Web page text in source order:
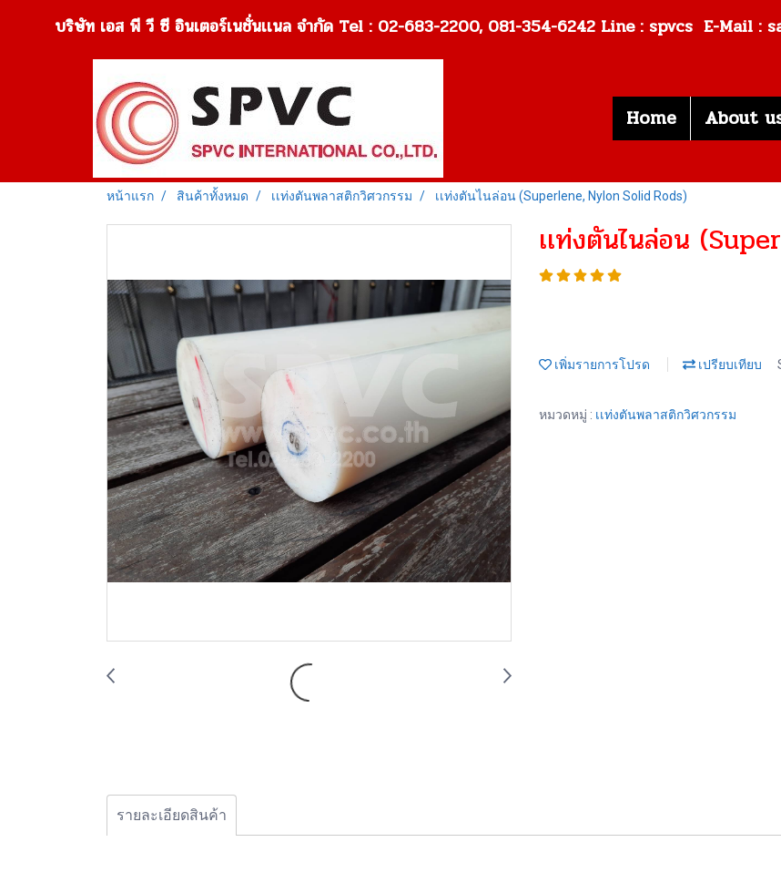
บริษัท เอส พี วี ซี อินเตอร์เนชั่นเเนล จำกัด Tel : 02-683-2200, 081-354-6242 Line : spvcs E-Mail :
Home About
หน้าแรก สินค้าทั้งหมด เเท่งตันพลาสติกวิศวกรรม เเท่งตันไนล่อน (Superlene, Nylon Solid Rods)
เเท่งตันไนล่อน
เพิ่มรายการโปรด เปรียบเทียบ
หมวดหมู่ : เเท่งตันพลาสติกวิศวกรรม
รายละเอียดสินค้า